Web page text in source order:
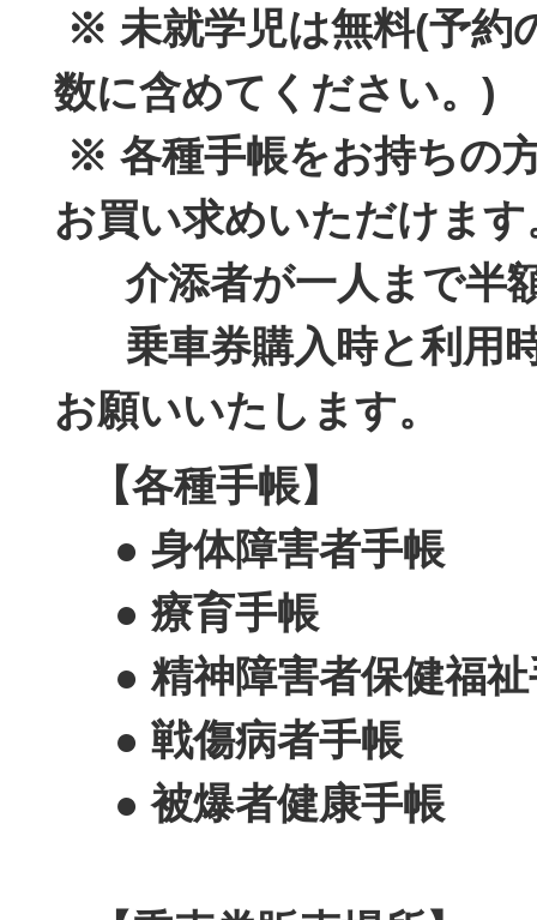
※ 未就学児は無料(予約
数に含めてください。)
※ 各種手帳をお持ちの
お買い求めいただけます
介添者が一人まで半
乗車券購入時と利用
お願いいたします。
【各種手帳】
● 身体障害者手帳
● 療育手帳
● 精神障害者保健福祉
● 戦傷病者手帳
● 被爆者健康手帳